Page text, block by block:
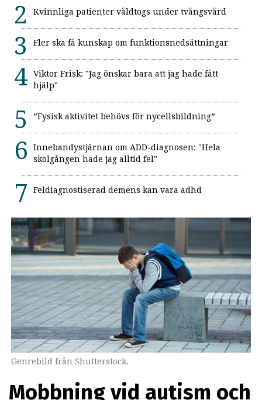
Kvinnliga patienter våldtogs under tvångsvård
Fler ska få kunskap om funktionsnedsättningar
Viktor Frisk: "Jag önskar bara att jag hade fått
hjälp"
”Fysisk aktivitet behövs för nycellsbildning”
Innebandystjärnan om ADD-diagnosen: "Hela
skolgången hade jag alltid fel"
Feldiagnostiserad demens kan vara adhd
Genrebild från Shutterstock.
Mobbning vid autism och